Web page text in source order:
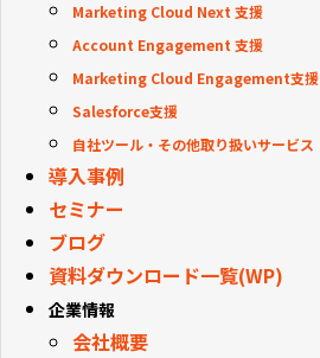
Marketing Cloud Next 支援
Account Engagement 支援
Marketing Cloud Engagement支援
Salesforce支援
自社ツール・その他取り扱いサービス
導入事例
セミナー
ブログ
資料ダウンロード一覧(WP)
企業情報
会社概要